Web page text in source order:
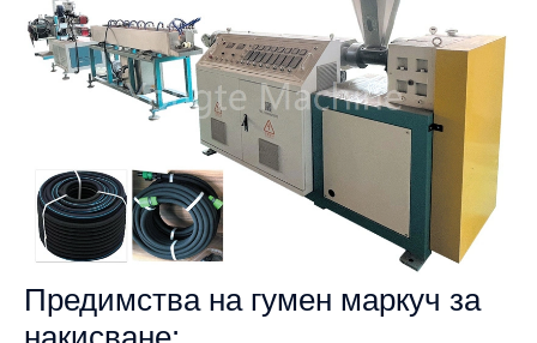
Предимства на гумен маркуч за